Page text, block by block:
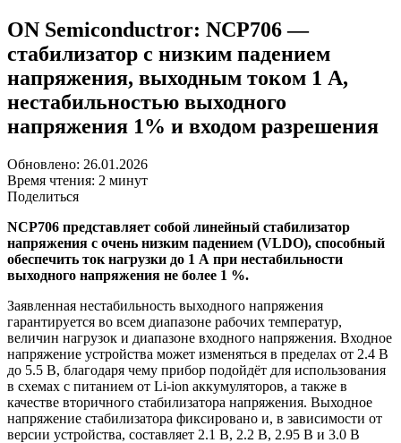
ON Semiconductror: NCP706 —
стабилизатор с низким падением
напряжения, выходным током 1 А,
нестабильностью выходного
напряжения 1% и входом разрешения
Обновлено: 26.01.2026
Время чтения: 2 минут
Поделиться
NCP706 представляет собой линейный стабилизатор
напряжения с очень низким падением (VLDO), способный
обеспечить ток нагрузки до 1 А при нестабильности
выходного напряжения не более 1 %.
Заявленная нестабильность выходного напряжения
гарантируется во всем диапазоне рабочих температур,
величин нагрузок и диапазоне входного напряжения. Входное
напряжение устройства может изменяться в пределах от 2.4 В
до 5.5 В, благодаря чему прибор подойдёт для использования
в схемах с питанием от Li-ion аккумуляторов, а также в
качестве вторичного стабилизатора напряжения. Выходное
напряжение стабилизатора фиксировано и, в зависимости от
версии устройства, составляет 2.1 В, 2.2 В, 2.95 В и 3.0 В